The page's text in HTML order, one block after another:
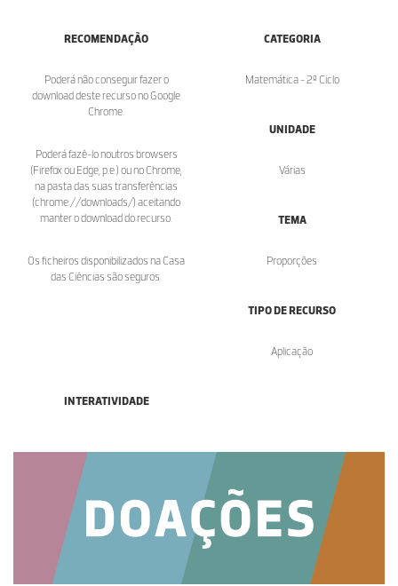
RECOMENDAÇÃO
Poderá não conseguir fazer o
download deste recurso no Google
Chrome.
Poderá fazê-lo noutros browsers
(Firefox ou Edge, p.e.) ou no Chrome,
na pasta das suas transferências
(chrome://downloads/) aceitando
manter o download do recurso.
Os ficheiros disponibilizados na Casa
das Ciências são seguros.
CATEGORIA
Matemática - 2º Ciclo
UNIDADE
Várias
TEMA
Proporções
TIPO DE RECURSO
Aplicação
INTERATIVIDADE